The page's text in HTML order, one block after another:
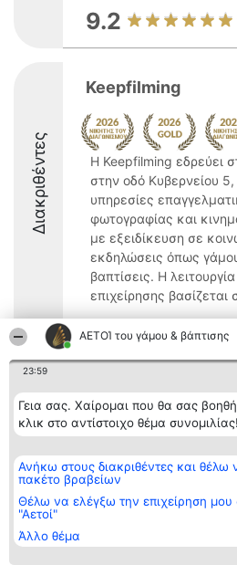
ΑΕΤΟΊ του γάμου & βάπτισης
23:59
Γεια σας. Χαίρομαι που θα σας
κλικ στο αντίστοιχο θέμα
Ανήκω στους διακριθέντες και
πακέτο βραβείων
Θέλω να ελέγξω την επιχείρηση μου
"Αετοί"
Άλλο θέμα
9.2
Διακριθέντες
Keepfilming
Η Keepfilming εδρεύει
στην οδό Κυβερνείου
υπηρεσίες
φωτογραφίας και
με εξειδίκευση σε
εκδηλώσεις όπως
βαπτίσεις. Η
επιχείρησης βασίζεται
10
Διοργανωτής της
κατάταξης
BEAUTIFUL COMPANY
Μονοπρόσωπη ΙΚΕ
2104128019
email:
aetoi@beautifulcompany.co
Κατάταξη
Διακριθέντες
Λίστα όλων
των
Μεθοδολογία
Όροι &
ΠΟΛΙΤΙΚΗ